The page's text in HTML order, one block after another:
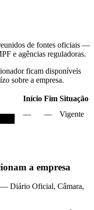
de fontes oficiais —
e agências reguladoras.
ficam disponíveis
sobre a empresa.
Início Fim Situação
— — Vigente
a empresa
— Diário Oficial, Câmara,